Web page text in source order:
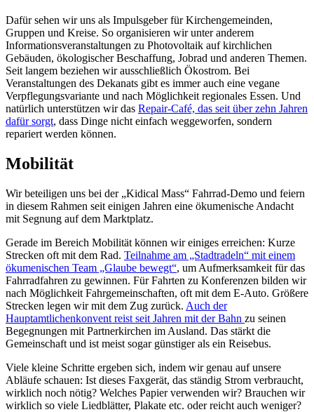
Dafür sehen wir uns als Impulsgeber für Kirchengemeinden,
Gruppen und Kreise. So organisieren wir unter anderem
Informationsveranstaltungen zu Photovoltaik auf kirchlichen
Gebäuden, ökologischer Beschaffung, Jobrad und anderen Themen.
Seit langem beziehen wir ausschließlich Ökostrom. Bei
Veranstaltungen des Dekanats gibt es immer auch eine vegane
Verpflegungsvariante und nach Möglichkeit regionales Essen. Und
natürlich unterstützen wir das Repair-Café, das seit über zehn Jahren
dafür sorgt, dass Dinge nicht einfach weggeworfen, sondern
repariert werden können.
Mobilität
Wir beteiligen uns bei der „Kidical Mass“ Fahrrad-Demo und feiern
in diesem Rahmen seit einigen Jahren eine ökumenische Andacht
mit Segnung auf dem Marktplatz.
Gerade im Bereich Mobilität können wir einiges erreichen: Kurze
Strecken oft mit dem Rad. Teilnahme am „Stadtradeln“ mit einem
ökumenischen Team „Glaube bewegt“, um Aufmerksamkeit für das
Fahrradfahren zu gewinnen. Für Fahrten zu Konferenzen bilden wir
nach Möglichkeit Fahrgemeinschaften, oft mit dem E-Auto. Größere
Strecken legen wir mit dem Zug zurück. Auch der
Hauptamtlichenkonvent reist seit Jahren mit der Bahn zu seinen
Begegnungen mit Partnerkirchen im Ausland. Das stärkt die
Gemeinschaft und ist meist sogar günstiger als ein Reisebus.
Viele kleine Schritte ergeben sich, indem wir genau auf unsere
Abläufe schauen: Ist dieses Faxgerät, das ständig Strom verbraucht,
wirklich noch nötig? Welches Papier verwenden wir? Brauchen wir
wirklich so viele Liedblätter, Plakate etc. oder reicht auch weniger?